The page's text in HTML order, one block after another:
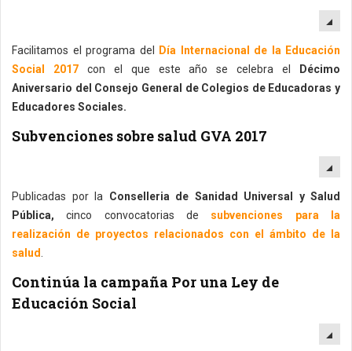
Facilitamos el programa del
Día Internacional de la Educación
Social 2017con el que este año se celebra el
Décimo
Aniversario del Consejo General de Colegios de Educadoras y
Educadores Sociales.
Subvenciones sobre salud GVA 2017
Publicadas por la Conselleria de Sanidad Universal y Salud
Pública, cinco convocatorias de subvenciones para la
realización de proyectos relacionados con el ámbito de la
salud
Continúa la campaña Por una Ley de
Educación Social